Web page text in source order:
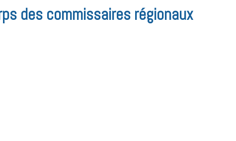
des commissaires régionaux